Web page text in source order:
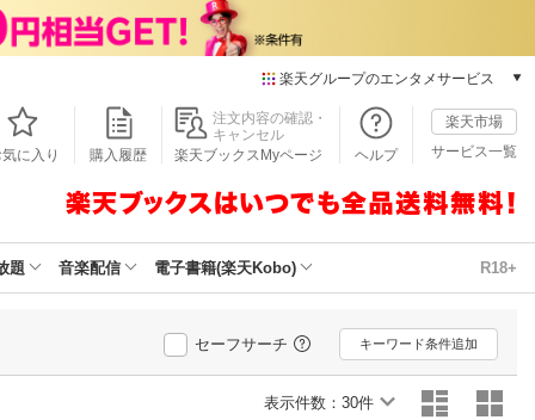
楽天グループのエンタメサービス
本/ゲーム/CD/DVD
楽天ブックス
楽天Kobo
動画配信
楽天TV
動画配信ガイド
気に入り 購入履歴
注文内容の確認・
キャンセル
楽天ブックスMyページ
ヘルプ
楽天市場
サービス一覧
題 音楽配信 電子書籍(楽天Kobo) R18+
セーフサーチ キーワード条件追加
表示件数： 30件